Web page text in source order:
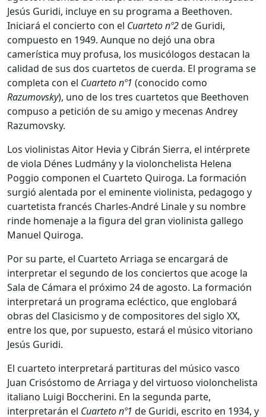
Jesús Guridi, incluye en su programa a Beethoven.
Iniciará el concierto con el Cuarteto nº2de Guridi,
compuesto en 1949. Aunque no dejó una obra
camerística muy profusa, los musicólogos destacan la
calidad de sus dos cuartetos de cuerda. El programa se
completa con el Cuarteto nº1 (conocido como
Razumovsky), uno de los tres cuartetos que Beethoven
compuso a petición de su amigo y mecenas Andrey
Razumovsky.
Los violinistas Aitor Hevia y Cibrán Sierra, el intérprete
de viola Dénes Ludmány y la violonchelista Helena
Poggio componen el Cuarteto Quiroga. La formación
surgió alentada por el eminente violinista, pedagogo y
cuartetista francés Charles-André Linale y su nombre
rinde homenaje a la figura del gran violinista gallego
Manuel Quiroga.
Por su parte, el Cuarteto Arriaga se encargará de
interpretar el segundo de los conciertos que acoge la
Sala de Cámara el próximo 24 de agosto. La formación
interpretará un programa ecléctico, que englobará
obras del Clasicismo y de compositores del siglo XX,
entre los que, por supuesto, estará el músico vitoriano
Jesús Guridi.
El cuarteto interpretará partituras del músico vasco
Juan Crisóstomo de Arriaga y del virtuoso violonchelista
italiano Luigi Boccherini. En la segunda parte,
interpretarán el Cuarteto nº1 de Guridi, escrito en 1934, y